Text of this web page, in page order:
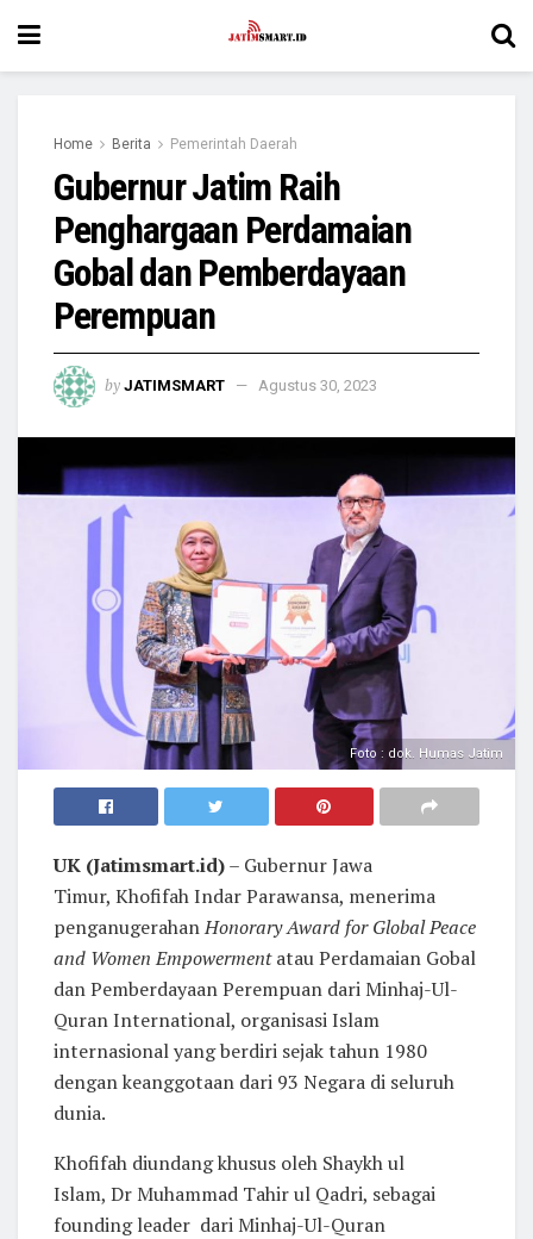
Home Berita Pemerintah Daerah
Gubernur Jatim Raih
Penghargaan Perdamaian
Gobal dan Pemberdayaan
Perempuan
by JATIMSMART Agustus 30, 2023
Foto : dok. Humas Jatim
UK (Jatimsmart.id)– Gubernur Jawa
Timur, Khofifah Indar Parawansa, menerima
penganugerahanHonorary Award for Global Peace
and Women Empowermentatau Perdamaian Gobal
dan Pemberdayaan Perempuan dari Minhaj-Ul-
Quran International, organisasi Islam
internasional yang berdiri sejak tahun 1980
dengan keanggotaan dari 93 Negara di seluruh
dunia.
Khofifah diundang khusus oleh Shaykh ul
Islam, Dr Muhammad Tahir ul Qadri, sebagai
founding leader dari Minhaj-Ul-Quran